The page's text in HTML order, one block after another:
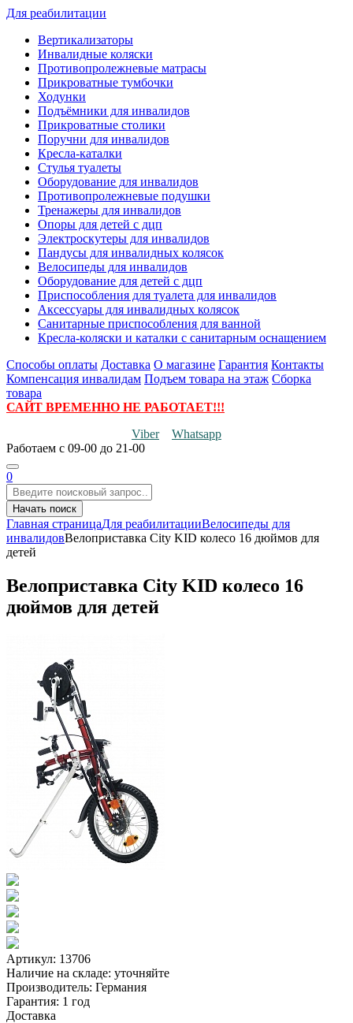
Для реабилитации
Вертикализаторы
Инвалидные коляски
Противопролежневые матрасы
Прикроватные тумбочки
Ходунки
Подъёмники для инвалидов
Прикроватные столики
Поручни для инвалидов
Кресла-каталки
Стулья туалеты
Оборудование для инвалидов
Противопролежневые подушки
Тренажеры для инвалидов
Опоры для детей с дцп
Электроскутеры для инвалидов
Пандусы для инвалидных колясок
Велосипеды для инвалидов
Оборудование для детей с дцп
Приспособления для туалета для инвалидов
Аксессуары для инвалидных колясок
Санитарные приспособления для ванной
Кресла-коляски и каталки с санитарным оснащением
Способы оплаты Доставка О магазине Гарантия Контакты
Компенсация инвалидам Подъем товара на этаж Сборка
товара
САЙТ ВРЕМЕННО НЕ РАБОТАЕТ!!!
Viber
Whatsapp
Работаем с 09-00 до 21-00
0
Начать поиск
Главная страницаДля реабилитацииВелосипеды для
инвалидовВелоприставка City KID колесо 16 дюймов для
детей
Велоприставка City KID колесо 16
дюймов для детей
Артикул: 13706
Наличие на складе: уточняйте
Производитель: Германия
Гарантия: 1 год
Доставка